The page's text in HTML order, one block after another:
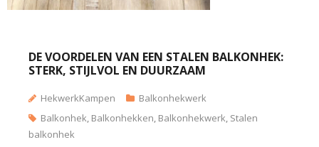
DE VOORDELEN VAN EEN STALEN BALKONHEK:
STERK, STIJLVOL EN DUURZAAM
HekwerkKampen
Balkonhekwerk
Balkonhek, Balkonhekken, Balkonhekwerk, Stalen
balkonhek